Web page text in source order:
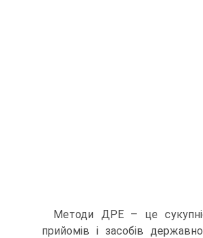
Методи ДРЕ – це
прийомів і засобів